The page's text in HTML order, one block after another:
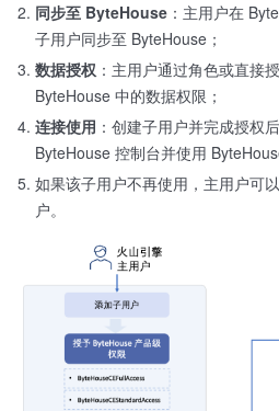
同步至 ByteHouse ：主用户在
子用户同步至 ByteHouse；
数据授权 ：主用户通过角色或直接
ByteHouse 中的数据权限；
连接使用 ：创建子用户并完成授权
ByteHouse 控制台并使用
如果该子用户不再使用，主用户可
户。